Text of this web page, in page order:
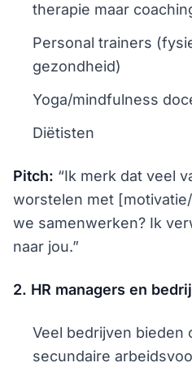
therapie maar
Personal trainers
gezondheid)
Yoga/mindfulness
Diëtisten
Pitch: “Ik merk dat veel
worstelen met
we samenwerken? Ik
naar jou.”
2. HR managers en
Veel bedrijven bieden
secundaire